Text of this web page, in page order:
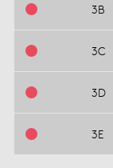
3B
3C
3D
3E